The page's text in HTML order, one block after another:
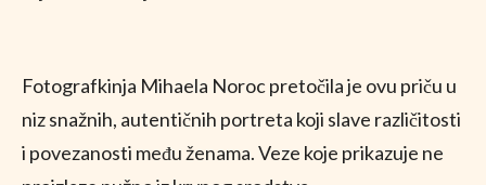
Fotografkinja Mihaela Noroc pretočila je ovu priču u
niz snažnih, autentičnih portreta koji slave različitosti
i povezanosti među ženama. Veze koje prikazuje ne